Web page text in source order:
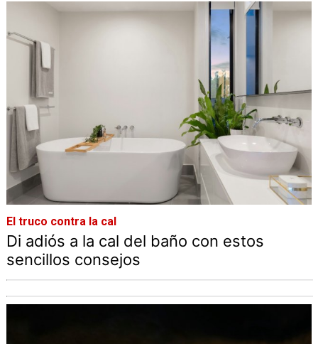
El truco contra la cal
Di adiós a la cal del baño con estos
sencillos consejos